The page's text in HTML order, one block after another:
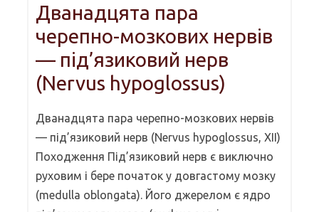
Дванадцята пара
черепно-мозкових нервів
— під’язиковий нерв
(Nervus hypoglossus)
Дванадцята пара черепно-мозкових нервів
— під’язиковий нерв (Nervus hypoglossus, XII)
Походження Під’язиковий нерв є виключно
руховим і бере початок у довгастому мозку
(medulla oblongata). Його джерелом є ядро